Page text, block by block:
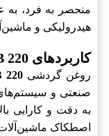
منحصر به فرد، به
هیدرولیکی و
کاربردهای Shell Morlina S2 B 220
روغن گردشی 220
صنعتی و
به دقت و کارایی
اصطکاک